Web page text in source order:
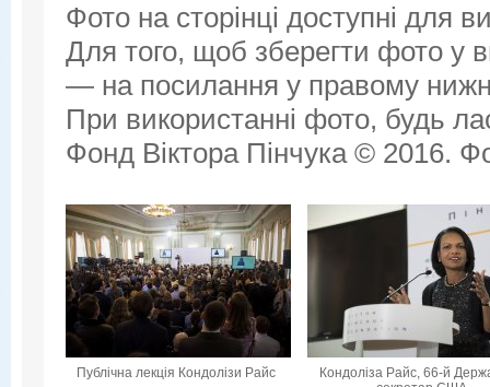
Фото на сторінці доступні для
Для того, щоб зберегти фото у
— на посилання у правому
При використанні фото, будь
Фонд Віктора Пінчука © 2016.
Публічна лекція Кондолізи Райс
Кондоліза Райс, 66-й